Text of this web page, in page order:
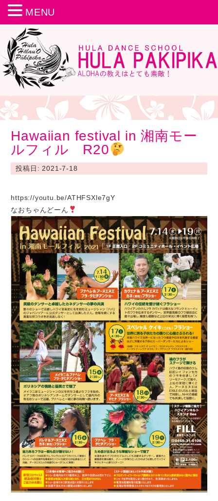
Hawaiian festival in 湘南モー
ルフィル R20
投稿日: 2021-7-18
https://youtu.be/ATHFSXle7gY
なおちゃんどーん
MENU